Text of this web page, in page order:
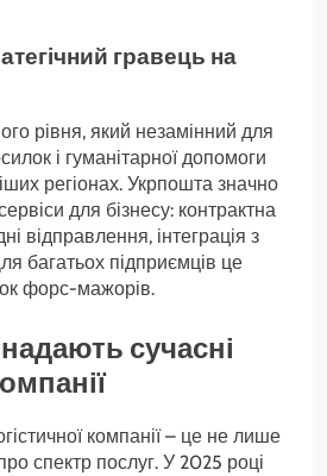
гравець на
рівня, який незамінний для
і гуманітарної допомоги
регіонах. Укрпошта значно
для бізнесу: контрактна
відправлення, інтеграція з
багатьох підприємців це
форс-мажорів.
сучасні
компанії – це не лише
спектр послуг. У 2025 році